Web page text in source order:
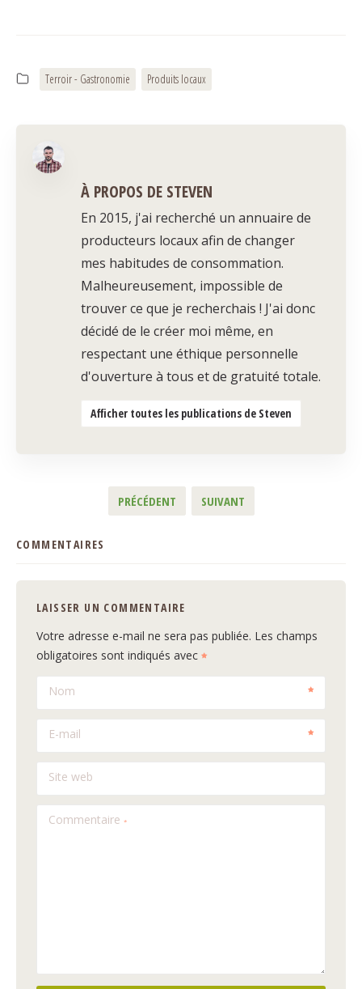
Terroir - Gastronomie Produits locaux
À PROPOS DE STEVEN
En 2015, j'ai recherché un annuaire de
producteurs locaux afin de changer
mes habitudes de consommation.
Malheureusement, impossible de
trouver ce que je recherchais ! J'ai donc
décidé de le créer moi même, en
respectant une éthique personnelle
d'ouverture à tous et de gratuité totale.
Afficher toutes les publications de Steven
PRÉCÉDENT SUIVANT
COMMENTAIRES
LAISSER UN COMMENTAIRE
Votre adresse e-mail ne sera pas publiée. Les champs
obligatoires sont indiqués avec
Nom
E-mail
Site web
Commentaire *